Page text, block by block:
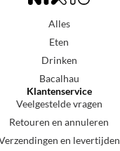
Alles
Eten
Drinken
Bacalhau
Klantenservice
Veelgestelde vragen
Retouren en annuleren
en levertijden